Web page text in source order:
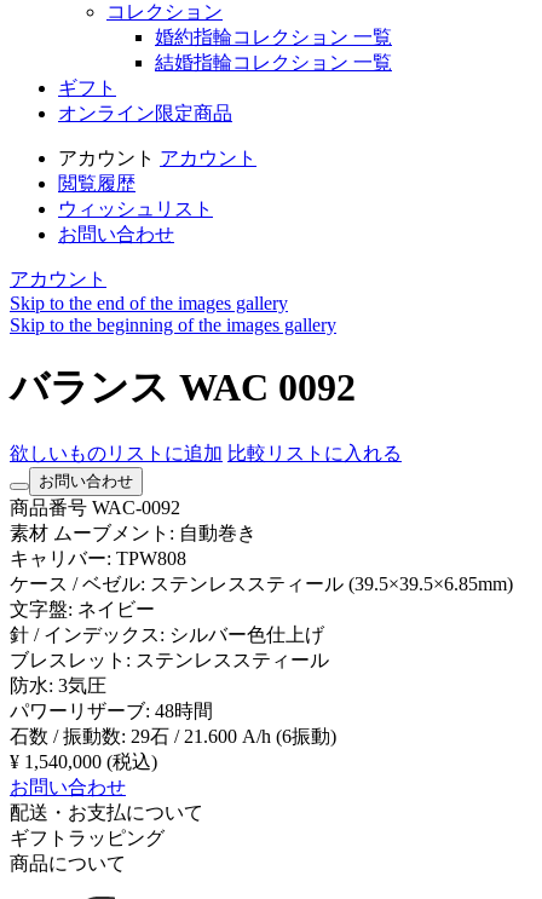
コレクション
婚約指輪コレクション 一覧
結婚指輪コレクション 一覧
ギフト
オンライン限定商品
アカウント アカウント
閲覧履歴
ウィッシュリスト
お問い合わせ
アカウント
Skip to the end of the images gallery
Skip to the beginning of the images gallery
バランス WAC 0092
欲しいものリストに追加 比較リストに入れる
お問い合わせ
商品番号 WAC-0092
素材 ムーブメント: 自動巻き
キャリバー: TPW808
ケース / ベゼル: ステンレススティール (39.5×39.5×6.85mm)
文字盤: ネイビー
針 / インデックス: シルバー色仕上げ
ブレスレット: ステンレススティール
防水: 3気圧
パワーリザーブ: 48時間
石数 / 振動数: 29石 / 21.600 A/h (6振動)
¥ 1,540,000 (税込)
お問い合わせ
配送・お支払について
ギフトラッピング
商品について